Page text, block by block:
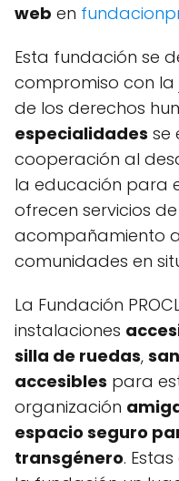
web en
Esta fundación se
compromiso con la
de los derechos
especialidades se
cooperación al
la educación para
ofrecen servicios
acompañamiento
comunidades en
La Fundación
instalaciones
silla de ruedas,
accesibles para
organización
espacio seguro
transgénero.